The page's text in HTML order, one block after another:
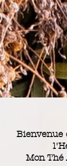
Bienvenue
Mon